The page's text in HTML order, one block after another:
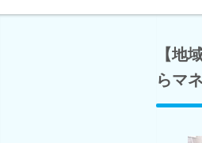
【地
らマ